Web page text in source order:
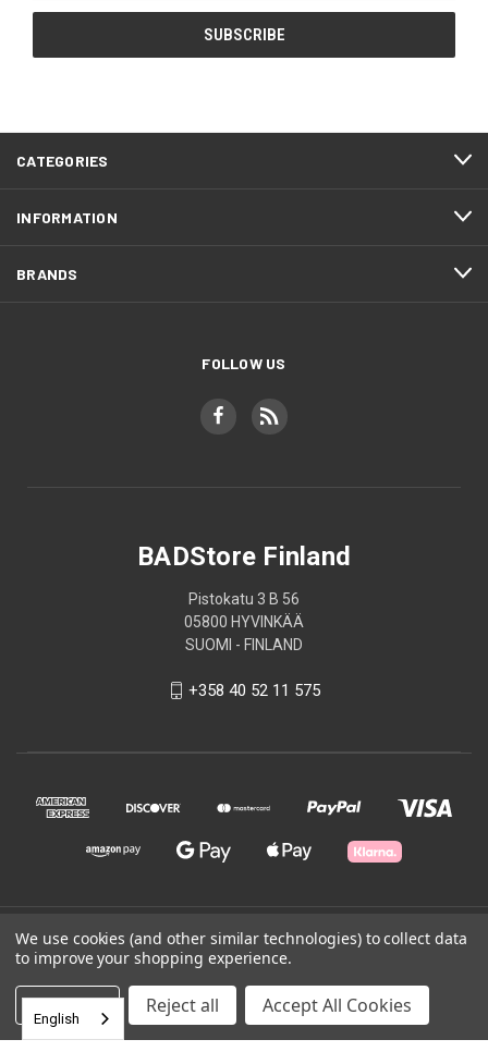
CATEGORIES
INFORMATION
BRANDS
FOLLOW US
BADStore Finland
Pistokatu 3 B 56
05800 HYVINKÄÄ
SUOMI - FINLAND
+358 40 52 11 575
© 2026 BADStore Finland
Powered by BigCommerce
We use cookies (and other similar technologies) to collect data
to improve your shopping experience.
Settings Reject all Accept All Cookies
English